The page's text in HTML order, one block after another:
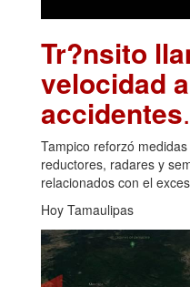
Tr?nsito
velocidad
accidentes
Tampico reforzó
reductores, radares y
relacionados con el
Hoy Tamaulipas